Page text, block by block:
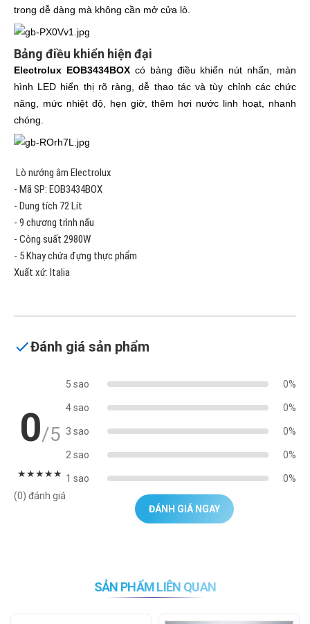
trong dễ dàng mà không cần mở cửa lò.
Bảng điều khiển hiện đại
Electrolux EOB3434BOXcó bảng điều khiển nút nhấn, màn
hình LED hiển thị rõ ràng, dễ thao tác và tùy chỉnh các chức
năng, mức nhiệt độ, hẹn giờ, thêm hơi nước linh hoạt, nhanh
chóng.
Lò nướng âm Electrolux
- Mã SP: EOB3434BOX
- Dung tích 72 Lít
- 9 chương trình nấu
- Công suất 2980W
- 5 Khay chứa đựng thực phẩm
Xuất xứ: Italia
Đánh giá sản phẩm
0/5
★★★★★
(0) đánh giá
5 sao 0%
4 sao 0%
3 sao 0%
2 sao 0%
1 sao 0%
ĐÁNH GIÁ NGAY
SẢN PHẨM LIÊN QUAN